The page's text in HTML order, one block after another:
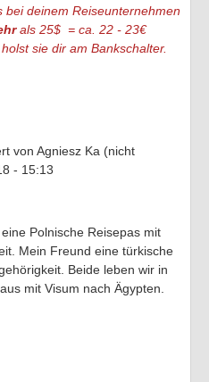
deinem Reiseunternehmen
als 25$ = ca. 22 - 23€
sie dir am Bankschalter.
von Agniesz Ka (nicht
- 15:13
Polnische Reisepas mit
Mein Freund eine türkische
Beide leben wir in
mit Visum nach Ägypten.